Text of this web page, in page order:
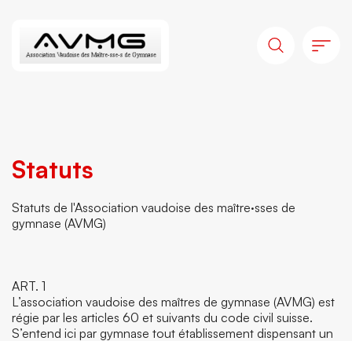
Statuts
Statuts de l'Association vaudoise des maître·sses de
gymnase (AVMG)
ART. 1
L’association vaudoise des maîtres de gymnase (AVMG) est
régie par les articles 60 et suivants du code civil suisse.
S’entend ici par gymnase tout établissement dispensant un